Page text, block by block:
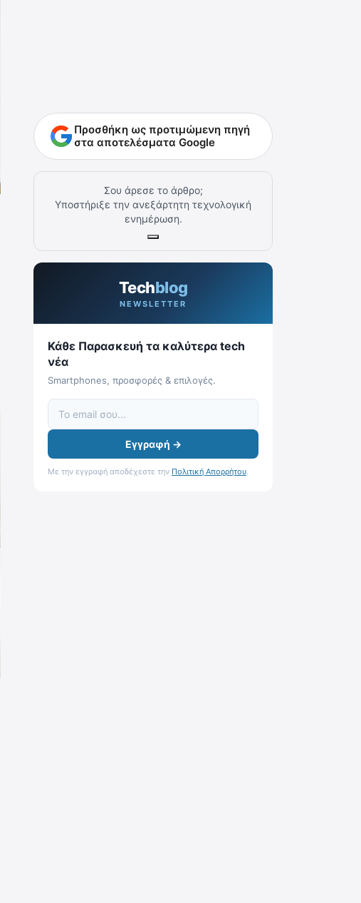
Προσθήκη ως προτιμώμενη πηγή
στα αποτελέσματα Google
Σου άρεσε το άρθρο;
Υποστήριξε την ανεξάρτητη τεχνολογική
ενημέρωση.
Techblog
NEWSLETTER
Κάθε Παρασκευή τα καλύτερα tech
νέα
Smartphones, προσφορές & επιλογές.
Εγγραφή →
Με την εγγραφή αποδέχεστε την Πολιτική Απορρήτου.